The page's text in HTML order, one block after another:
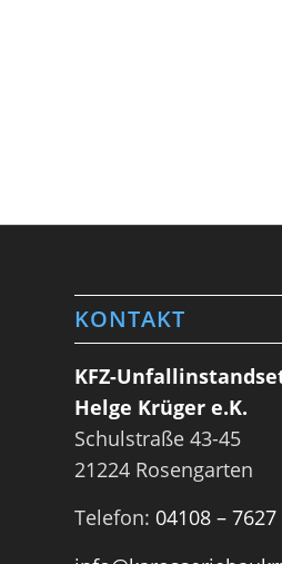
KONTAKT
KFZ-
Helge Krüger e.K.
Schulstraße 43-45
21224 Rosengarten
Telefon: 04108 – 7627